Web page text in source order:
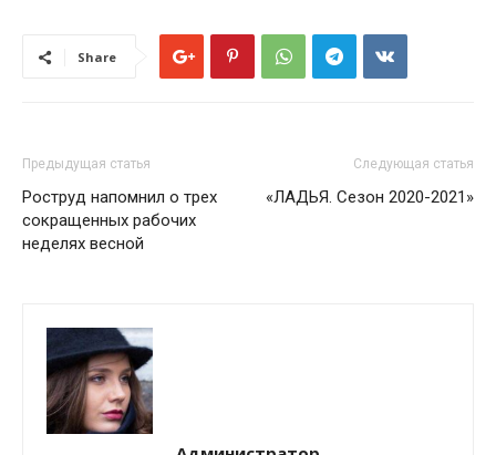
Share
Предыдущая статья
Роструд напомнил о трех
сокращенных рабочих
неделях весной
Следующая статья
«ЛАДЬЯ. Сезон 2020-2021»